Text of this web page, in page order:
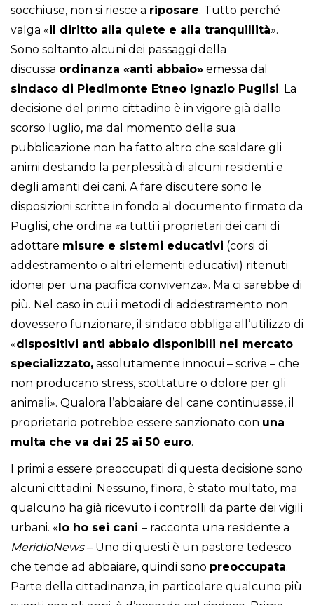
socchiuse, non si riesce a riposare. Tutto perché
valga «il diritto alla quiete e alla tranquillità».
Sono soltanto alcuni dei passaggi della
discussa ordinanza «anti abbaio» emessa dal
sindaco di Piedimonte Etneo Ignazio Puglisi. La
decisione del primo cittadino è in vigore già dallo
scorso luglio, ma dal momento della sua
pubblicazione non ha fatto altro che scaldare gli
animi destando la perplessità di alcuni residenti e
degli amanti dei cani. A fare discutere sono le
disposizioni scritte in fondo al documento firmato da
Puglisi, che ordina «a tutti i proprietari dei cani di
adottare misure e sistemi educativi (corsi di
addestramento o altri elementi educativi) ritenuti
idonei per una pacifica convivenza». Ma ci sarebbe di
più. Nel caso in cui i metodi di addestramento non
dovessero funzionare, il sindaco obbliga all’utilizzo di
«dispositivi anti abbaio disponibili nel mercato
specializzato, assolutamente innocui – scrive – che
non producano stress, scottature o dolore per gli
animali». Qualora l’abbaiare del cane continuasse, il
proprietario potrebbe essere sanzionato con una
multa che va dai 25 ai 50 euro.
I primi a essere preoccupati di questa decisione sono
alcuni cittadini. Nessuno, finora, è stato multato, ma
qualcuno ha già ricevuto i controlli da parte dei vigili
urbani. «Io ho sei cani – racconta una residente a
MeridioNews– Uno di questi è un pastore tedesco
che tende ad abbaiare, quindi sono preoccupata.
Parte della cittadinanza, in particolare qualcuno più